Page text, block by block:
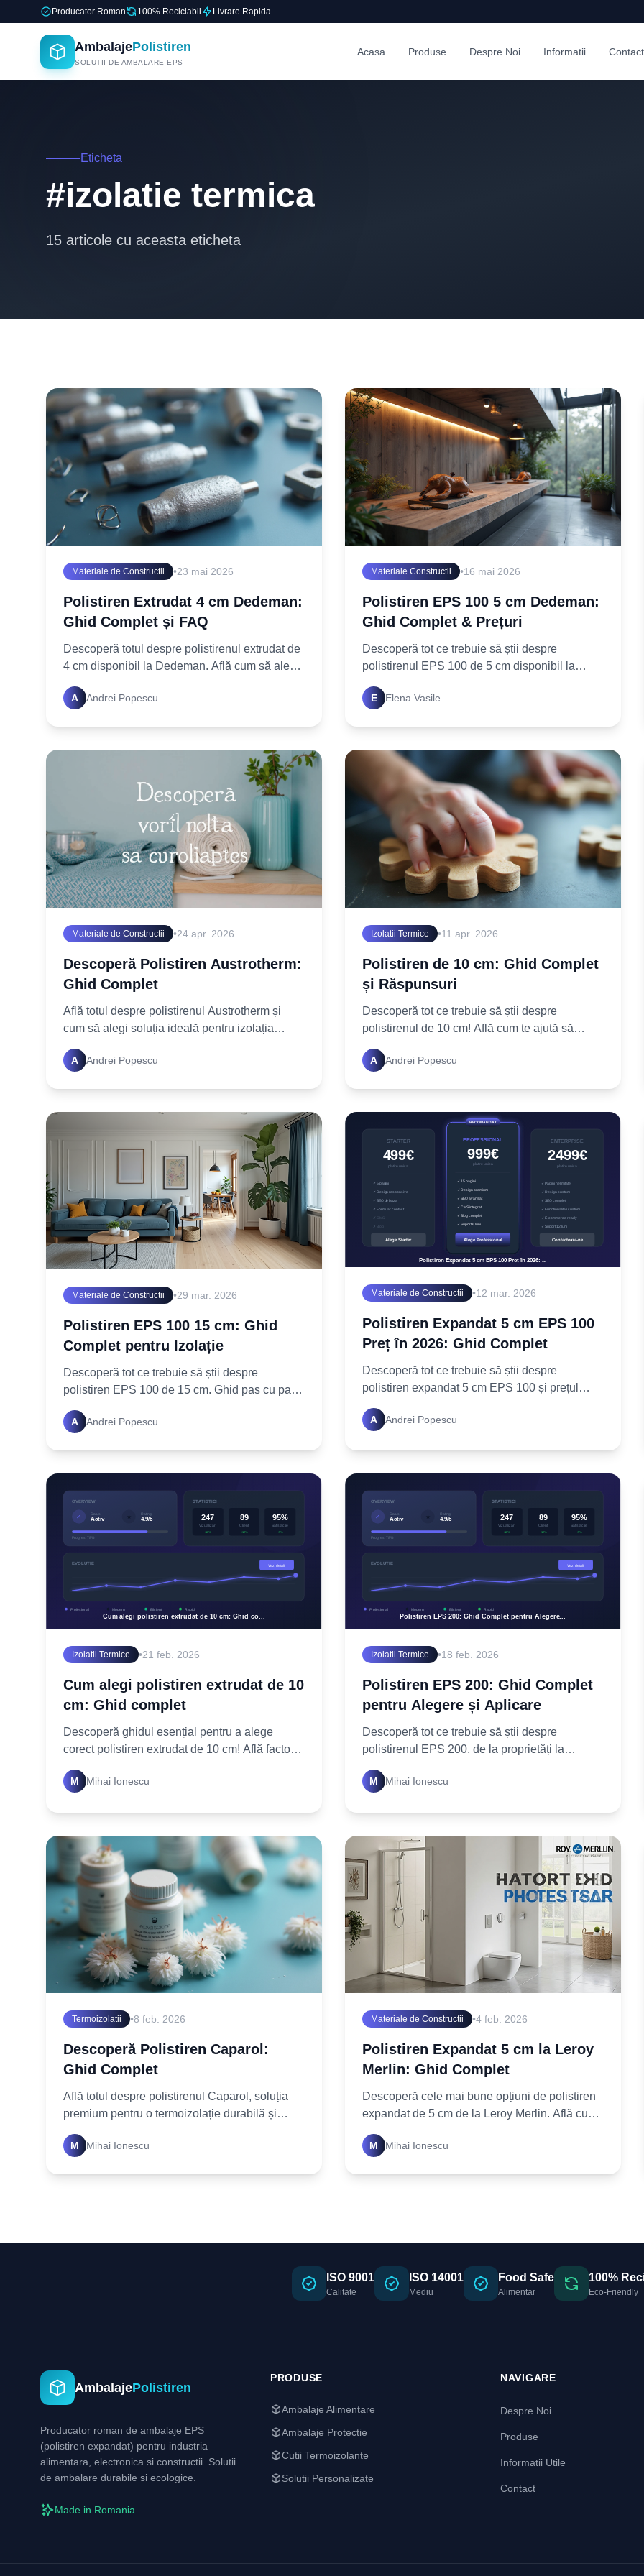
Producator Roman 100% Reciclabil Livrare Rapida
AmbalajePolistiren
SOLUTII DE AMBALARE EPS
Acasa Produse Despre Noi Informatii Contact
Eticheta
#izolatie termica
15 articole cu aceasta eticheta
Materiale de Constructii •23 mai 2026
Polistiren Extrudat 4 cm Dedeman:
Ghid Complet și FAQ
Descoperă totul despre polistirenul extrudat de
4 cm disponibil la Dedeman. Află cum să alegi,
să montezi și să beneficiezi de cea mai bună
izolație termică.
A Andrei Popescu
Materiale Constructii •16 mai 2026
Polistiren EPS 100 5 cm Dedeman:
Ghid Complet & Prețuri
Descoperă tot ce trebuie să știi despre
polistirenul EPS 100 de 5 cm disponibil la
Dedeman. Află cum să alegi și să aplici corect
pentru izolația casei tale
E Elena Vasile
Materiale de Constructii •24 apr. 2026
Descoperă Polistiren Austrotherm:
Ghid Complet
Află totul despre polistirenul Austrotherm și
cum să alegi soluția ideală pentru izolația
practice te
A Andrei Popescu
Izolatii Termice •11 apr. 2026
Polistiren de 10 cm: Ghid Complet
și Răspunsuri
Descoperă tot ce trebuie să știi despre
polistirenul de 10 cm! Află cum te ajută să
întrebări frecvente. Izolează
A Andrei Popescu
Materiale de Constructii •29 mar. 2026
Polistiren EPS 100 15 cm: Ghid
Complet pentru Izolație
Descoperă tot ce trebuie să știi despre
polistiren EPS 100 de 15 cm. Ghid pas cu pas
să alegi și să aplici
A Andrei Popescu
Materiale de Constructii •12 mar. 2026
Polistiren Expandat 5 cm EPS 100
Preț în 2026: Ghid Complet
Descoperă tot ce trebuie să știi despre
polistiren expandat 5 cm EPS 100 și prețul
izolație inteligent cu ghidul
A Andrei Popescu
Izolatii Termice •21 feb. 2026
Cum alegi polistiren extrudat de 10
cm: Ghid complet
Descoperă ghidul esențial pentru a alege
corect polistiren extrudat de 10 cm! Află factorii
izolație termică
M Mihai Ionescu
Izolatii Termice •18 feb. 2026
Polistiren EPS 200: Ghid Complet
pentru Alegere și Aplicare
Descoperă tot ce trebuie să știi despre
polistirenul EPS 200, de la proprietăți la
acest material izolator
M Mihai Ionescu
Termoizolatii •8 feb. 2026
Descoperă Polistiren Caparol:
Ghid Complet
Află totul despre polistirenul Caparol, soluția
premium pentru o termoizolație durabilă și
transformă-ți
M Mihai Ionescu
Materiale de Constructii •4 feb. 2026
Polistiren Expandat 5 cm la Leroy
Merlin: Ghid Complet
Descoperă cele mai bune opțiuni de polistiren
expandat de 5 cm de la Leroy Merlin. Află cum
superioară. Citește
M Mihai Ionescu
ISO 9001
Calitate
ISO 14001
Mediu
Food Safe
Alimentar
100%
Eco-Friendly
AmbalajePolistiren
Producator roman de ambalaje EPS
(polistiren expandat) pentru industria
alimentara, electronica si constructii. Solutii
de ambalare durabile si ecologice.
Made in Romania
PRODUSE
Ambalaje Alimentare
Ambalaje Protectie
Cutii Termoizolante
Solutii Personalizate
NAVIGARE
Despre Noi
Produse
Informatii Utile
Contact